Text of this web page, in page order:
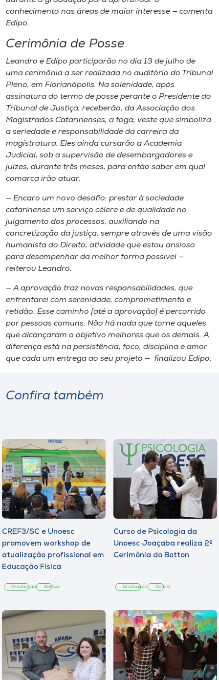
conhecimento nas áreas de maior interesse — comenta
Edipo.
Cerimônia de Posse
Leandro e Edipo participarão no dia 13 de julho de
uma cerimônia a ser realizada no auditório do Tribunal
Pleno, em Florianópolis. Na solenidade, após
assinatura do termo de posse perante o Presidente do
Tribunal de Justiça, receberão, da Associação dos
Magistrados Catarinenses, a toga, veste que simboliza
a seriedade e responsabilidade da carreira da
magistratura. Eles ainda cursarão a Academia
Judicial, sob a supervisão de desembargadores e
juízes, durante três meses, para então saber em qual
comarca irão atuar.
— Encaro um novo desafio: prestar à sociedade
catarinense um serviço célere e de qualidade no
julgamento dos processos, auxiliando na
concretização da justiça, sempre através de uma visão
humanista do Direito, atividade que estou ansioso
para desempenhar da melhor forma possível —
reiterou Leandro.
— A aprovação traz novas responsabilidades, que
enfrentarei com serenidade, comprometimento e
retidão. Esse caminho [até a aprovação] é percorrido
por pessoas comuns. Não há nada que torne aqueles
que alcançaram o objetivo melhores que os demais. A
diferença está na persistência, foco, disciplina e amor
que cada um entrega ao seu projeto — finalizou Edipo.
Confira também
CREF3/SC e Unoesc
promovem workshop de
atualização profissional em
Educação Física
Graduação Notícia
Curso de Psicologia da
Unoesc Joaçaba realiza 2ª
Cerimônia do Botton
Graduação Notícia